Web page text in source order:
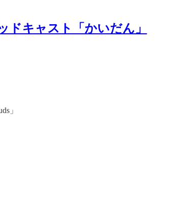
ドキャスト「かいだん」
」